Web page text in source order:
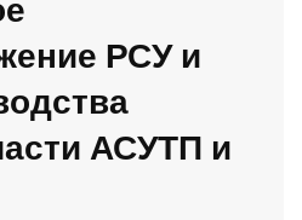
РСУ и
АСУТП и